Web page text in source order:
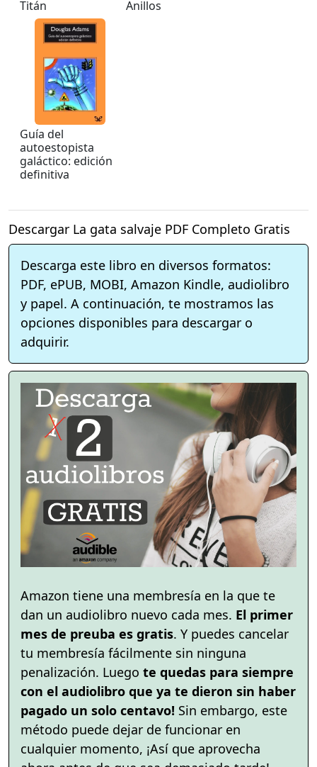
Titán
Anillos
Guía del
autoestopista
galáctico: edición
definitiva
Descargar La gata salvaje PDF Completo Gratis
Descarga este libro en diversos formatos:
PDF, ePUB, MOBI, Amazon Kindle, audiolibro
y papel. A continuación, te mostramos las
opciones disponibles para descargar o
adquirir.
Amazon tiene una membresía en la que te
dan un audiolibro nuevo cada mes. El primer
mes de preuba es gratis. Y puedes cancelar
tu membresía fácilmente sin ninguna
penalización. Luego te quedas para siempre
con el audiolibro que ya te dieron sin haber
pagado un solo centavo! Sin embargo, este
método puede dejar de funcionar en
cualquier momento, ¡Así que aprovecha